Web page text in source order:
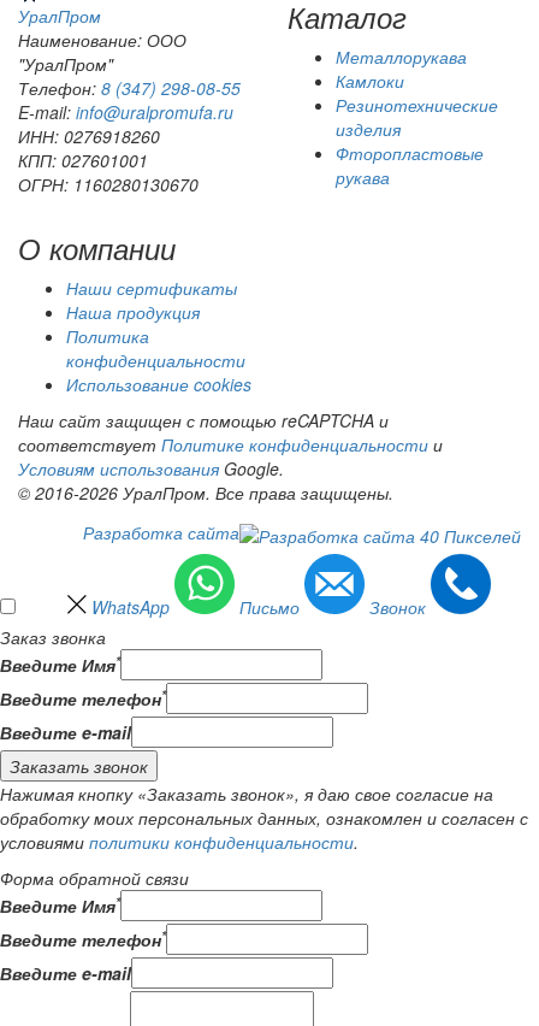
УралПром
Наименование: ООО
"УралПром"
Телефон: 8 (347) 298‑08‑55
E-mail: info@uralpromufa.ru
ИНН: 0276918260
КПП: 027601001
ОГРН: 1160280130670
Каталог
Металлорукава
Камлоки
Резинотехнические
изделия
Фторопластовые
рукава
О компании
Наши сертификаты
Наша продукция
Политика
конфиденциальности
Использование cookies
Наш сайт защищен с помощью reCAPTCHA и
соответствует Политике конфиденциальности и
Условиям использования Google.
© 2016-2026 УралПром. Все права защищены.
Разработка сайта
WhatsApp Письмо
Звонок
Заказ звонка
Введите Имя*
Введите телефон*
Введите e-mail
Заказать звонок
Нажимая кнопку «Заказать звонок», я даю свое согласие на
обработку моих персональных данных, ознакомлен и согласен с
условиями политики конфиденциальности.
Форма обратной связи
Введите Имя*
Введите телефон*
Введите e-mail